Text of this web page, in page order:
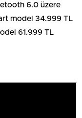
6.0 üzere
model 34.999 TL
61.999 TL